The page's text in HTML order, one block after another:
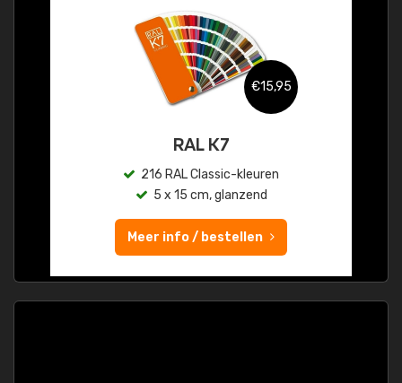
€15,95
RAL K7
216 RAL Classic-kleuren
5 x 15 cm, glanzend
Meer info / bestellen